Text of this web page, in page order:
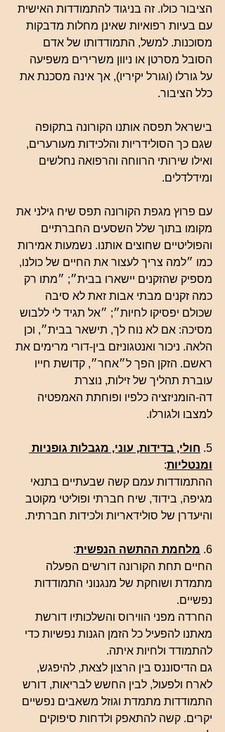
הציבור כולו. זה בניגוד להתמודדות האישית
עם בעיות רפואיות שאינן מחלות מדבקות
מסוכנות. למשל, התמודדותו של אדם
הסובל מסרטן או ניוון משרירים משפיעה
על גורלו (וגורל יקיריו), אך אינה מסכנת את
כלל הציבור.
בישראל תפסה אותנו הקורונה בתקופה
שגם כך הסולידריות והלכידות מעורערים,
ואילו שירותי הרווחה והרפואה נחלשים
ומידלדלים.
עם פרוץ מגפת הקורונה תפס שיח גילני את
מקומו בתוך שלל השסעים החברתיים
והפוליטיים שחוצים אותנו. נשמעות אמירות
כמו ״למה צריך לעצור את החיים של כולנו,
מספיק שהזקנים יישארו בבית״; ״מתו רק
כמה זקנים מבתי אבות זאת לא סיבה
שכולם יפסיקו לחיות״; ״אל תגיד לי ללבוש
מסיכה: אם לא נוח לך, תישאר בבית״, וכן
הלאה. ניכור ואנטגוניזם בין-דורי מרימים את
ראשם. הזקן הפך ל״אחר״, קדושת חייו
עוברת תהליך של זילות, נוצרת
דה-הומניזציה כלפיו ופוחתת האמפטיה
למצבו ולגורלו.
5. חולי, בדידות, עוני, מגבלות גופניות
ומנטליות:
ההתמודדות עמם קשה שבעתיים בתנאי
מגיפה, בידוד, שיח חברתי ופוליטי מקוטב
והיעדרן של סולידאריות ולכידות חברתית.
6. מלחמת ההתשה הנפשית:
החיים תחת הקורונה דורשים הפעלה
מתמדת ושוחקת של מנגנוני התמודדות
נפשיים.
החרדה מפני הווירוס והשלכותיו דורשת
מאתנו להפעיל כל הזמן הגנות נפשיות כדי
להתמודד ולחיות איתה.
גם הדיסוננס בין הרצון לצאת, להיפגש,
לארח ולפעול, לבין החשש לבריאות, דורש
התמודדות מתמדת וגוזל משאבים נפשיים
יקרים. קשה להתאפק ולדחות סיפוקים